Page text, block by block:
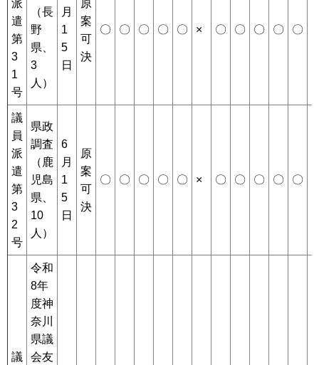
派
遣
第
3
1
号
（長
野
県、
3
人）
月
1
5
日
原
案
可
決
〇 〇 〇 〇 〇 × 〇 〇 〇 〇 〇
議
員
派
遣
第
3
2
号
県政
調査
（鹿
児島
県、
10
人）
6
月
1
5
日
原
案
可
決
〇 〇 〇 〇 〇 × 〇 〇 〇 〇 〇
議
令和
8年
度神
奈川
県議
会友